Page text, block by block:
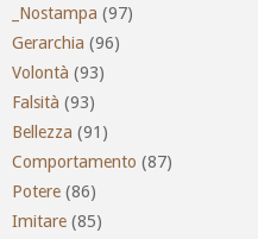
_Nostampa (97)
Gerarchia (96)
Volontà (93)
Falsità (93)
Bellezza (91)
Comportamento (87)
Potere (86)
Imitare (85)